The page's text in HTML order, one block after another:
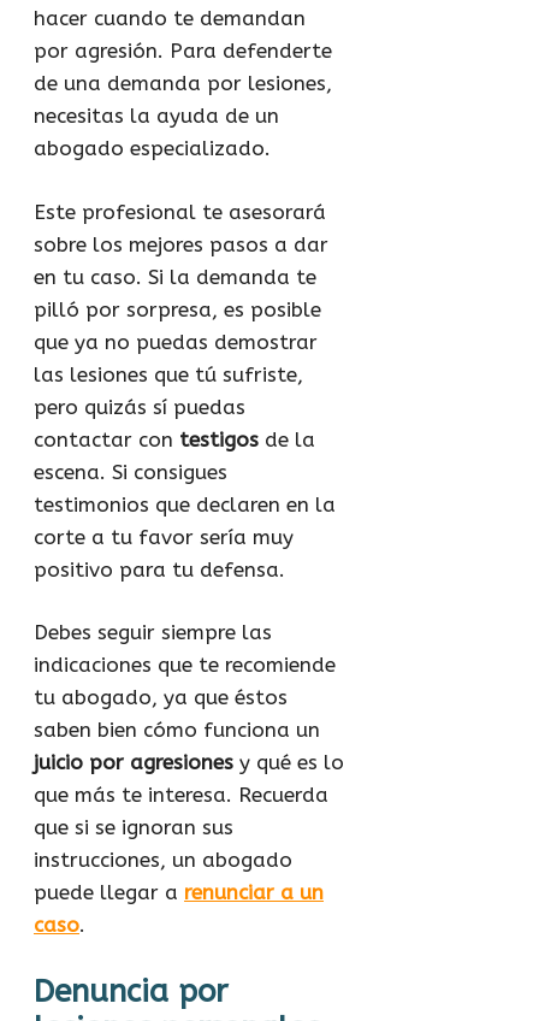
hacer cuando te demandan
por agresión. Para defenderte
de una demanda por lesiones,
necesitas la ayuda de un
abogado especializado.
Este profesional te asesorará
sobre los mejores pasos a dar
en tu caso. Si la demanda te
pilló por sorpresa, es posible
que ya no puedas demostrar
las lesiones que tú sufriste,
pero quizás sí puedas
contactar con testigos de la
escena. Si consigues
testimonios que declaren en la
corte a tu favor sería muy
positivo para tu defensa.
Debes seguir siempre las
indicaciones que te recomiende
tu abogado, ya que éstos
saben bien cómo funciona un
juicio por agresiones y qué es lo
que más te interesa. Recuerda
que si se ignoran sus
instrucciones, un abogado
puede llegar a renunciar a un
caso.
Denuncia por